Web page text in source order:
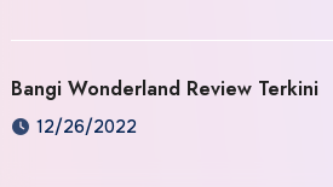
Bangi Wonderland Review Terkini
12/26/2022